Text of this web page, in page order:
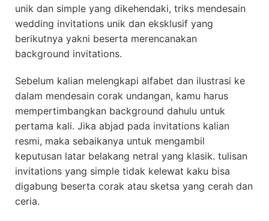
unik dan simple yang dikehendaki, triks mendesain
wedding invitations unik dan eksklusif yang
berikutnya yakni beserta merencanakan
background invitations.
Sebelum kalian melengkapi alfabet dan ilustrasi ke
dalam mendesain corak undangan, kamu harus
mempertimbangkan background dahulu untuk
pertama kali. Jika abjad pada invitations kalian
resmi, maka sebaikanya untuk mengambil
keputusan latar belakang netral yang klasik. tulisan
invitations yang simple tidak kelewat kaku bisa
digabung beserta corak atau sketsa yang cerah dan
ceria.